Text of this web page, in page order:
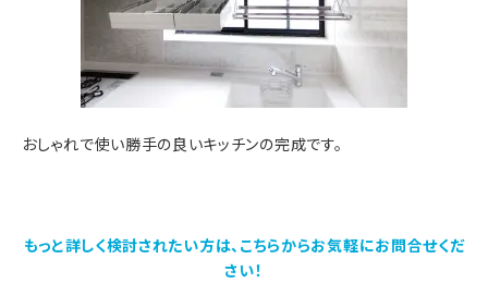
おしゃれで使い勝手の良いキッチンの完成です。
もっと詳しく検討されたい方は、こちらからお気軽にお問合せくだ
さい！